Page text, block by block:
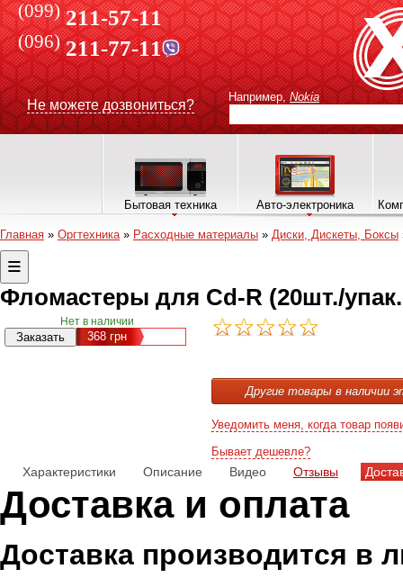
(099) 211-57-11
(096)211-77-11
Не можете дозвониться?
Например, Nokia
Бытовая техника Авто-электроника
Главная » Оргтехника» Расходные материалы » Диски, Дискеты, Боксы
Фломастеры для Cd-R (20шт./
Нет в наличии
368грн
Другие товары в наличии
Уведомить меня, когда товар
Бывает дешевле?
Характеристики Описание Видео Отзывы
Доставка и оплата
Доставка производится в